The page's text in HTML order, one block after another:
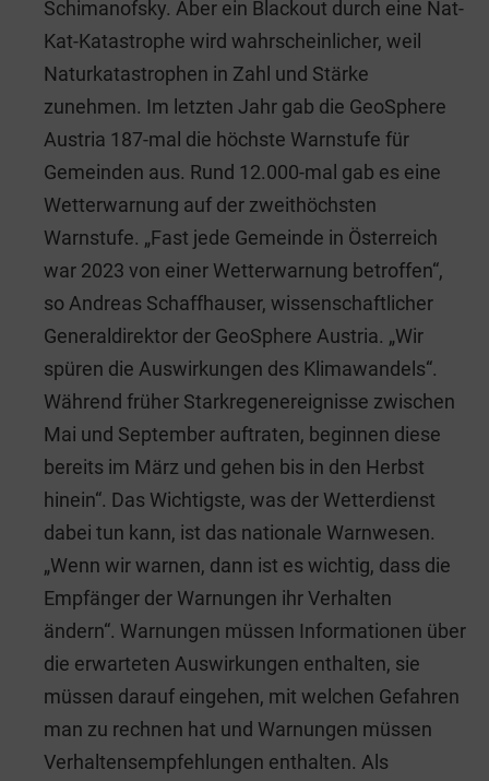
Schimanofsky. Aber ein Blackout durch eine Nat-
Kat-Katastrophe wird wahrscheinlicher, weil
Naturkatastrophen in Zahl und Stärke
zunehmen. Im letzten Jahr gab die GeoSphere
Austria 187-mal die höchste Warnstufe für
Gemeinden aus. Rund 12.000-mal gab es eine
Wetterwarnung auf der zweithöchsten
Warnstufe. „Fast jede Gemeinde in Österreich
war 2023 von einer Wetterwarnung betroffen“,
so Andreas Schaffhauser, wissenschaftlicher
Generaldirektor der GeoSphere Austria. „Wir
spüren die Auswirkungen des Klimawandels“.
Während früher Starkregenereignisse zwischen
Mai und September auftraten, beginnen diese
bereits im März und gehen bis in den Herbst
hinein“. Das Wichtigste, was der Wetterdienst
dabei tun kann, ist das nationale Warnwesen.
„Wenn wir warnen, dann ist es wichtig, dass die
Empfänger der Warnungen ihr Verhalten
ändern“. Warnungen müssen Informationen über
die erwarteten Auswirkungen enthalten, sie
müssen darauf eingehen, mit welchen Gefahren
man zu rechnen hat und Warnungen müssen
Verhaltensempfehlungen enthalten. Als